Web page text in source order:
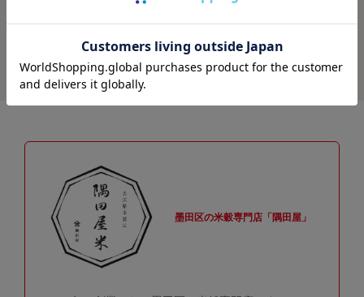
墨田区の米穀専門店「隅田屋」